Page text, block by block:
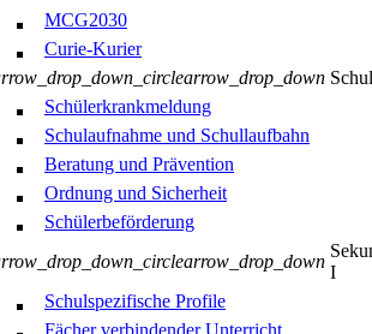
MCG2030
Curie-Kurier
arrow_drop_down
Schülerkrankmeldung
Schulaufnahme und Schullaufbahn
Beratung und Prävention
Ordnung und Sicherheit
Schülerbeförderung
arrow_drop_down
I
Schulspezifische Profile
Fächer verbindender Unterricht